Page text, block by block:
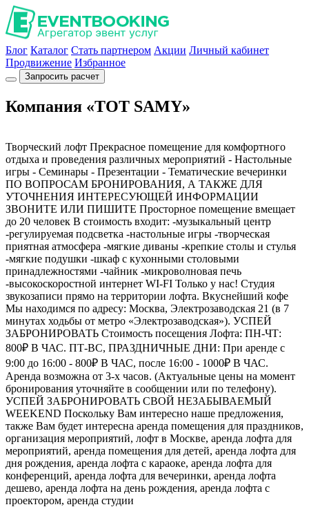
Блог Каталог Стать партнером Акции Личный кабинет
Продвижение Избранное
Запросить расчет
Компания «TOT SAMY»
Творческий лофт Прекрасное помещение для комфортного
отдыха и проведения различных мероприятий - Настольные
игры - Семинары - Презентации - Тематические вечеринки
ПО ВОПРОСАМ БРОНИРОВАНИЯ, А ТАКЖЕ ДЛЯ
УТОЧНЕНИЯ ИНТЕРЕСУЮЩЕЙ ИНФОРМАЦИИ
ЗВОНИТЕ ИЛИ ПИШИТЕ Просторное помещение вмещает
до 20 человек В стоимость входит: -музыкальный центр
-регулируемая подсветка -настольные игры -творческая
приятная атмосфера -мягкие диваны -крепкие столы и стулья
-мягкие подушки -шкаф с кухонными столовыми
принадлежностями -чайник -микроволновая печь
-высокоскоростной интернет WI-FI Только у нас! Студия
звукозаписи прямо на территории лофта. Вкуснейший кофе
Мы находимся по адресу: Москва, Электрозаводская 21 (в 7
минутах ходьбы от метро «Электрозаводская»). УСПЕЙ
ЗАБРОНИРОВАТЬ Стоимость посещения Лофта: ПН-ЧТ:
800₽ В ЧАС. ПТ-ВС, ПРАЗДНИЧНЫЕ ДНИ: При аренде с
9:00 до 16:00 - 800₽ В ЧАС, после 16:00 - 1000₽ В ЧАС.
Аренда возможна от 3-х часов. (Актуальные цены на момент
бронирования уточняйте в сообщении или по телефону).
УСПЕЙ ЗАБРОНИРОВАТЬ СВОЙ НЕЗАБЫВАЕМЫЙ
WEEKEND Поскольку Вам интересно наше предложения,
также Вам будет интересна аренда помещения для праздников,
организация мероприятий, лофт в Москве, аренда лофта для
мероприятий, аренда помещения для детей, аренда лофта для
дня рождения, аренда лофта с караоке, аренда лофта для
конференций, аренда лофта для вечеринки, аренда лофта
дешево, аренда лофта на день рождения, аренда лофта с
проектором, аренда студии